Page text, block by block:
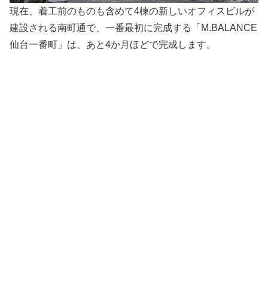
現在、着工前のものも含めて4棟の新しいオフィスビルが
建設される南町通で、一番最初に完成する「M.BALANCE
仙台一番町」は、あと4か月ほどで完成します。